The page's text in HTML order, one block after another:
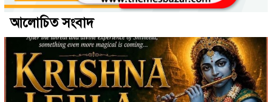
আলোচিত সংবাদ